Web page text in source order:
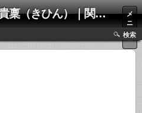
ん）｜関西化学株式会社
メ
ニ
ュ
ー
検索